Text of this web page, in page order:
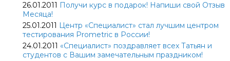
26.01.2011 Получи курс в подарок! Напиши свой Отзыв
Месяца!
25.01.2011 Центр «Специалист» стал лучшим центром
тестирования Prometric в России!
24.01.2011 «Специалист» поздравляет всех Татьян и
студентов с Вашим замечательным праздником!